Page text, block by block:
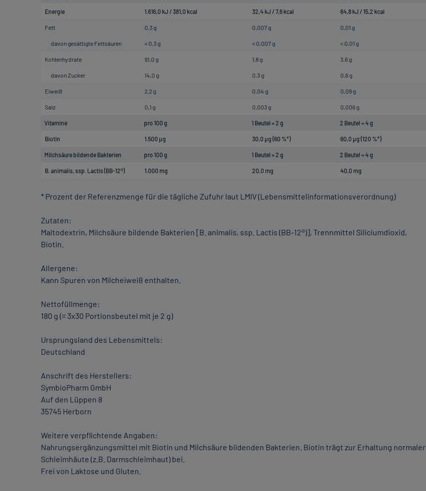
Energie 1.616,0 kJ / 381,0 kcal 32,4 kJ / 7,6 kcal 64,8 kJ / 15,2 kcal
Fett 0,3 g 0,007 g 0,01 g
davon gesättigte Fettsäuren < 0,3 g < 0,007 g < 0,01 g
Kohlenhydrate 91,0 g 1,8 g 3,6 g
davon Zucker 14,0 g 0,3 g 0,6 g
Eiweiß 2,2 g 0,04 g 0,09 g
Salz 0,1 g 0,003 g 0,006 g
Vitamine pro 100 g 1 Beutel = 2 g 2 Beutel = 4 g
Biotin 1.500 µg 30,0 µg (60 %*) 60,0 µg (120 %*)
Milchsäure bildende Bakterien pro 100 g 1 Beutel = 2 g 2 Beutel = 4 g
B. animalis, ssp. Lactis (BB-12®) 1.000 mg 20,0 mg 40,0 mg
* Prozent der Referenzmenge für die tägliche Zufuhr laut LMIV (Lebensmittelinformationsverordnung)
Zutaten:
Maltodextrin, Milchsäure bildende Bakterien [B. animalis, ssp. Lactis (BB-12®)], Trennmittel Siliciumdioxid,
Biotin.
Allergene:
Kann Spuren von Milcheiweiß enthalten.
Nettofüllmenge:
180 g (= 3x30 Portionsbeutel mit je 2 g)
Ursprungsland des Lebensmittels:
Deutschland
Anschrift des Herstellers:
SymbioPharm GmbH
Auf den Lüppen 8
35745 Herborn
Weitere verpflichtende Angaben:
Nahrungsergänzungsmittel mit Biotin und Milchsäure bildenden Bakterien. Biotin trägt zur Erhaltung normaler
Schleimhäute (z.B. Darmschleimhaut) bei.
Frei von Laktose und Gluten.